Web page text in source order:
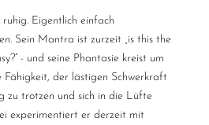
Eigentlich einfach
Sein Mantra ist zurzeit „is this the
- und seine Phantasie kreist um
der lästigen Schwerkraft
zu trotzen und sich in die Lüfte
experimentiert er derzeit mit